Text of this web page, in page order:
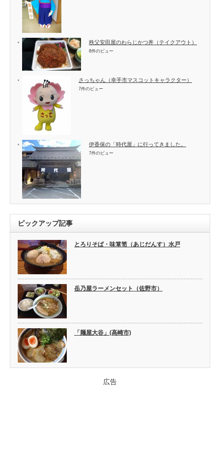
秩父安田屋のわらじかつ丼（テイクアウト）
8件のビュー
さっちゃん（幸手市マスコットキャラクター）
7件のビュー
伊香保の「時代屋」に行ってきました。
7件のビュー
ピックアップ記事
とろりそば・味箪笥（あじだんす）水戸
岳乃屋ラーメンセット（佐野市）
「麺屋大谷」(高崎市)
広告